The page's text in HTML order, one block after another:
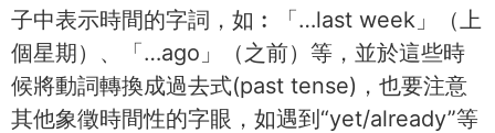
子中表示時間的字詞，如︰「…last week」（上
個星期）、「…ago」（之前）等，並於這些時
候將動詞轉換成過去式(past tense)，也要注意
其他象徵時間性的字眼，如遇到“yet/already”等